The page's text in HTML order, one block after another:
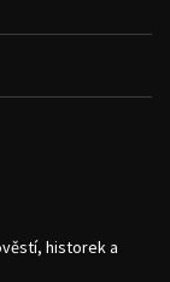
historek a